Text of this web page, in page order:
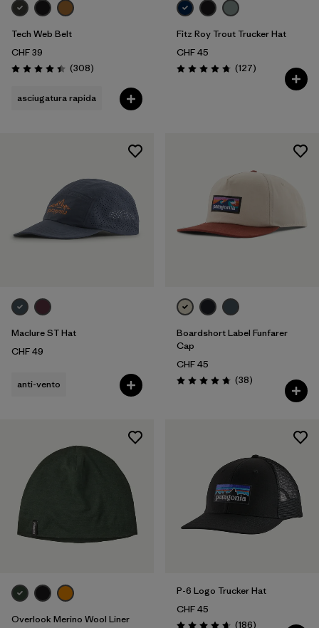
Tech Web Belt
CHF 39
Valutazione: 4.4 / 5
(308Recensioni
)
asciugatura rapida
Fitz Roy Trout Trucker Hat
CHF 45
Valutazione: 4.8 / 5
(127Recensioni
)
Maclure ST Hat
CHF 49
anti-vento
Boardshort Label Funfarer
Cap
CHF 45
Valutazione: 4.8 / 5
(38Recensioni
)
Overlook Merino Wool Liner
P-6 Logo Trucker Hat
CHF 45
(186Recensioni
)